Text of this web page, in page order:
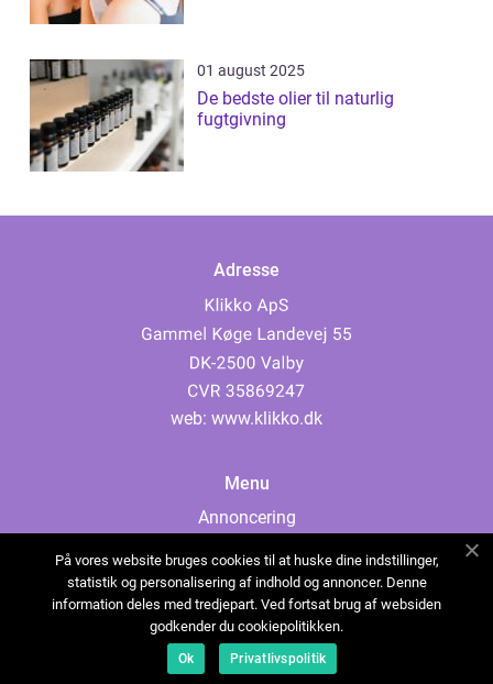
01 august 2025
De bedste olier til naturlig
fugtgivning
Adresse
web: www.klikko.dk
Menu
Annoncering
Cookies
Kontakt os
Sitemap
På vores website bruges cookies til at huske dine indstillinger,
statistik og personalisering af indhold og annoncer. Denne
information deles med tredjepart. Ved fortsat brug af websiden
godkender du cookiepolitikken.
Ok Privatlivspolitik